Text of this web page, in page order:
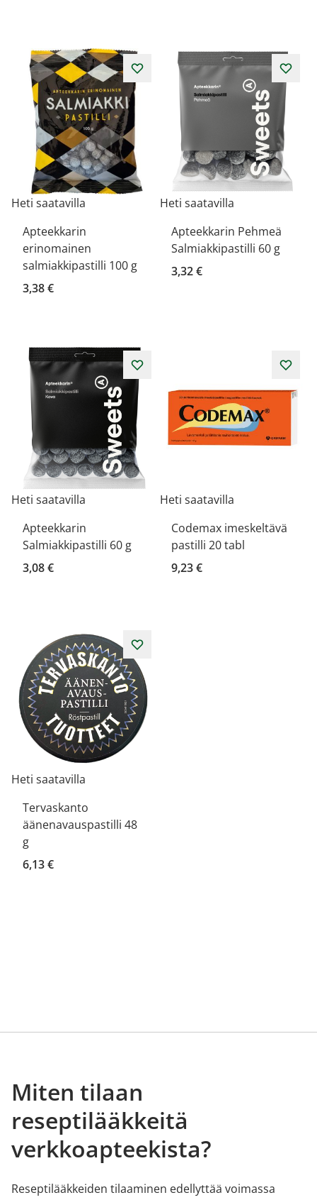
Heti saatavilla
Apteekkarin
erinomainen
salmiakkipastilli 100 g
3,38 €
Heti saatavilla
Apteekkarin Pehmeä
Salmiakkipastilli 60 g
3,32 €
Heti saatavilla
Apteekkarin
Salmiakkipastilli 60 g
3,08 €
Heti saatavilla
Codemax imeskeltävä
pastilli 20 tabl
9,23 €
Heti saatavilla
Tervaskanto
äänenavauspastilli 48
g
6,13 €
Miten tilaan
reseptilääkkeitä
verkkoapteekista?
Reseptilääkkeiden tilaaminen edellyttää voimassa